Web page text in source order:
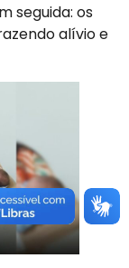
seguida: os
alívio e